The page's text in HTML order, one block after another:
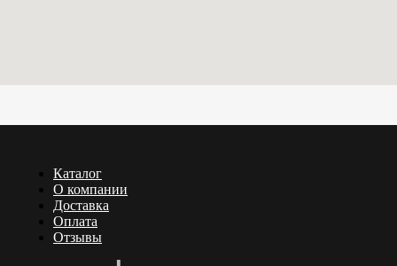
Каталог
О компании
Доставка
Оплата
Отзывы